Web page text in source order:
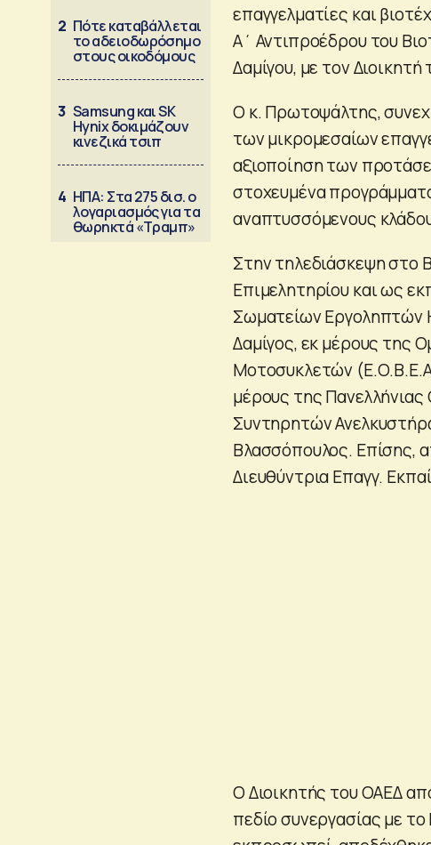
2 Πότε καταβάλλεται
το αδειοδωρόσημο
στους οικοδόμους
3 Samsung και SK
Hynix δοκιμάζουν
κινεζικά τσιπ
4 ΗΠΑ: Στα 275 δισ. ο
λογαριασμός για τα
θωρηκτά «Τραμπ»
επαγγελματίες και
Α΄ Αντιπροέδρου του
Δαμίγου, με τον
Ο κ. Πρωτοψάλτης,
των μικρομεσαίων
αξιοποίηση των
στοχευμένα
αναπτυσσόμενους
Στην τηλεδιάσκεψη στο
Επιμελητηρίου και ως
Σωματείων Εργοληπτών
Δαμίγος, εκ μέρους της
Μοτοσυκλετών
μέρους της
Συντηρητών
Βλασσόπουλος. Επίσης,
Διευθύντρια Επαγγ.
Ο Διοικητής του ΟΑΕΔ
πεδίο συνεργασίας με